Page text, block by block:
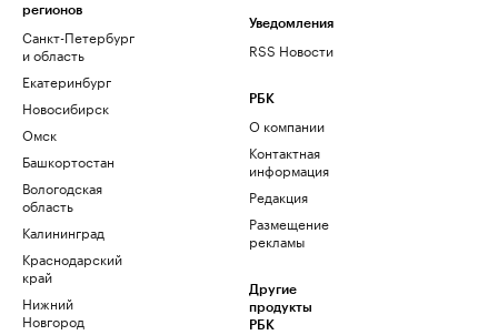
регионов
Санкт-Петербург
и область
Екатеринбург
Новосибирск
Омск
Башкортостан
Вологодская
область
Калининград
Краснодарский
край
Нижний
Новгород
Уведомления
RSS Новости
РБК
О компании
Контактная
информация
Редакция
Размещение
рекламы
Другие
продукты
РБК